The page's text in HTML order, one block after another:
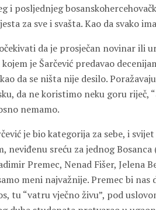
i posljednjeg
za sve i svašta. Kao da svako
da je prosječan novinar ili
je Šarčević predavao
da se ništa nije desilo.
da ne koristimo neku goru riječ,
nemamo.
je bio kategorija za sebe, i
neviđenu sreću za jednog
Premec, Nenad Fišer, Jelena
meni najvažnije. Premec bi
tu “vatru vječno živu”, pod